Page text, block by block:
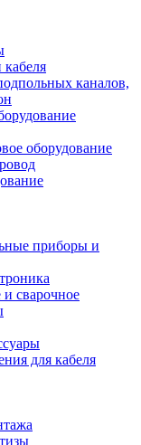
каналов,
оборудование
приборы и
сварочное
для кабеля